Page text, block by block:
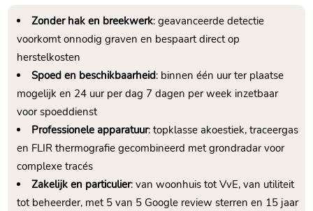
Zonder hak en breekwerk: geavanceerde detectie
voorkomt onnodig graven en bespaart direct op
herstelkosten
Spoed en beschikbaarheid: binnen één uur ter plaatse
mogelijk en 24 uur per dag 7 dagen per week inzetbaar
voor spoeddienst
Professionele apparatuur: topklasse akoestiek, traceergas
en FLIR thermografie gecombineerd met grondradar voor
complexe tracés
Zakelijk en particulier: van woonhuis tot VvE, van utiliteit
tot beheerder, met 5 van 5 Google review sterren en 15 jaar